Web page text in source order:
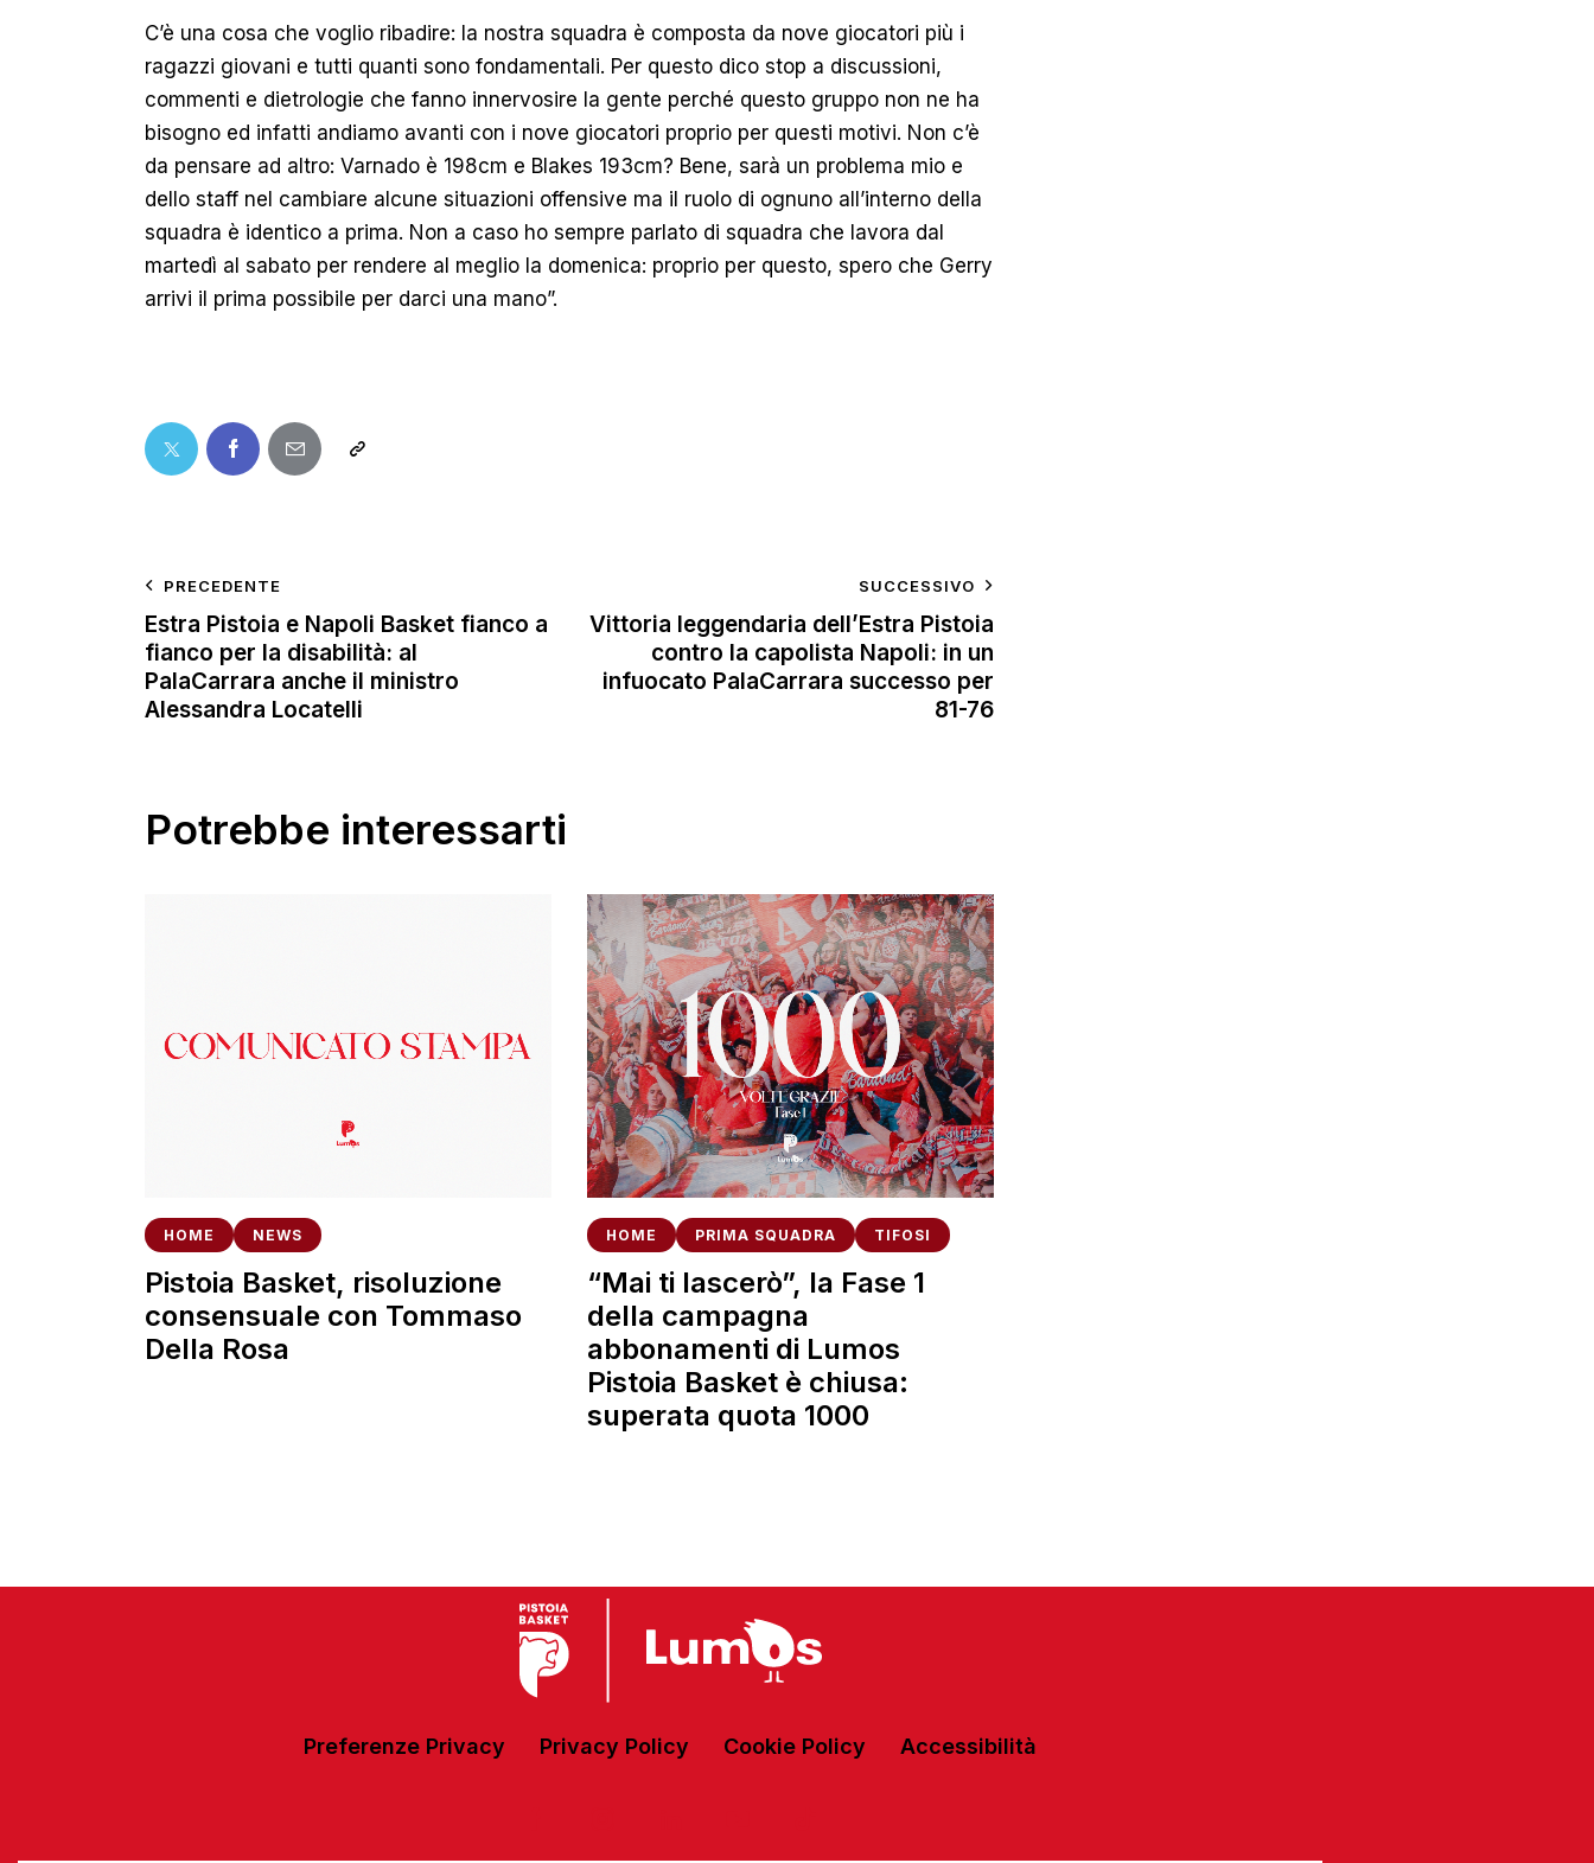
C’è una cosa che voglio ribadire: la nostra squadra è composta da nove giocatori più i
ragazzi giovani e tutti quanti sono fondamentali. Per questo dico stop a discussioni,
commenti e dietrologie che fanno innervosire la gente perché questo gruppo non ne ha
bisogno ed infatti andiamo avanti con i nove giocatori proprio per questi motivi. Non c’è
da pensare ad altro: Varnado è 198cm e Blakes 193cm? Bene, sarà un problema mio e
dello staff nel cambiare alcune situazioni offensive ma il ruolo di ognuno all’interno della
squadra è identico a prima. Non a caso ho sempre parlato di squadra che lavora dal
martedì al sabato per rendere al meglio la domenica: proprio per questo, spero che Gerry
arrivi il prima possibile per darci una mano”.
PRECEDENTE
Estra Pistoia e Napoli Basket fianco a
fianco per la disabilità: al
PalaCarrara anche il ministro
Alessandra Locatelli
SUCCESSIVO
Vittoria leggendaria dell’Estra Pistoia
contro la capolista Napoli: in un
infuocato PalaCarrara successo per
81-76
Potrebbe interessarti
HOME NEWS
Pistoia Basket, risoluzione
consensuale con Tommaso
Della Rosa
HOME PRIMA SQUADRA TIFOSI
“Mai ti lascerò”, la Fase 1
della campagna
abbonamenti di Lumos
Pistoia Basket è chiusa:
superata quota 1000
Preferenze Privacy Privacy Policy Cookie Policy Accessibilità